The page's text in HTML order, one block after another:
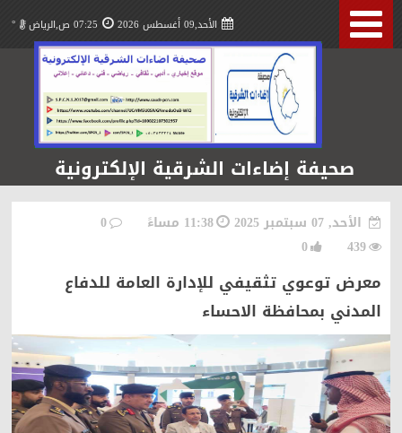
الأحد,09 أغسطس 2026 07:25 ص,الرياض °
صحيفة إضاءات الشرقية الإلكترونية
الأحد, 07 سبتمبر 2025 11:38 مساءً
0
439
0
معرض توعوي تثقيفي للإدارة العامة للدفاع
المدني بمحافظة الاحساء